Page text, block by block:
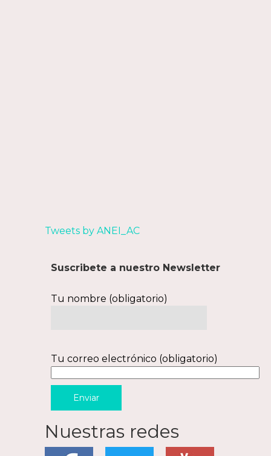
Tweets by ANEI_AC
Suscribete a nuestro Newsletter
Tu nombre (obligatorio)
Tu correo electrónico (obligatorio)
Nuestras redes